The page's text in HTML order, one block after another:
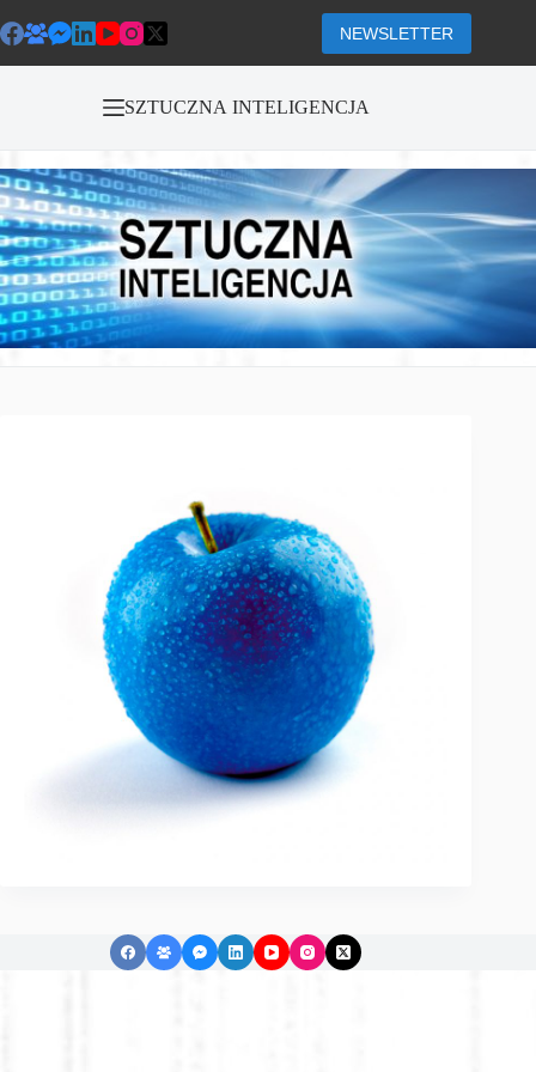
do
treści
NEWSLETTER
SZTUCZNA INTELIGENCJA